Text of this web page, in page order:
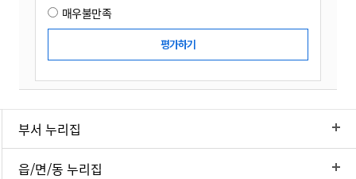
매우불만족
부서 누리집
읍/면/동 누리집